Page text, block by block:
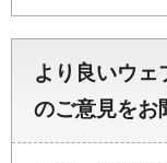
より良いウェ
のご意見をお